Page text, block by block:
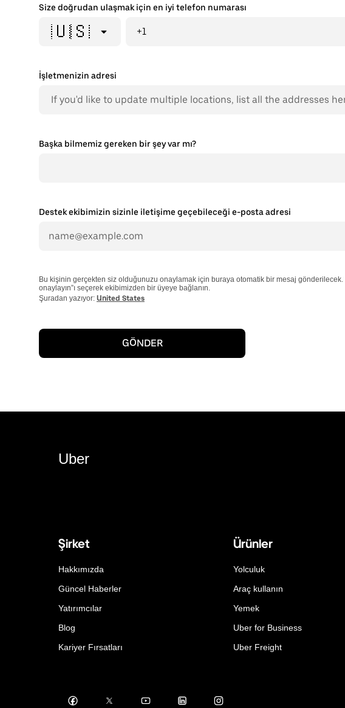
Size doğrudan ulaşmak için en iyi telefon numarası
🇺🇸 +1
İşletmenizin adresi
Başka bilmemiz gereken bir şey var mı?
Destek ekibimizin sizinle iletişime geçebileceği e-posta adresi
Bu kişinin gerçekten siz olduğunuzu onaylamak için buraya otomatik bir mesaj gönderilecek.
onaylayın”ı seçerek ekibimizden bir üyeye bağlanın.
Şuradan yazıyor: United States
GÖNDER
Uber
Şirket
Hakkımızda
Güncel Haberler
Yatırımcılar
Blog
Kariyer Fırsatları
Ürünler
Yolculuk
Araç kullanın
Yemek
Uber for Business
Uber Freight